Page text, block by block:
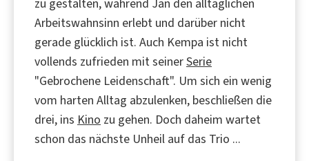
Arbeitswahnsinn erlebt und darüber nicht
gerade glücklich ist. Auch Kempa ist nicht
vollends zufrieden mit seinerSerie
"Gebrochene Leidenschaft". Um sich ein wenig
vom harten Alltag abzulenken, beschließen die
drei, ins Kino zu gehen. Doch daheim wartet
schon das nächste Unheil auf das Trio ...